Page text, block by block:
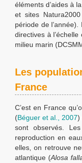
éléments d’aides à
et sites
période de
directives à
milieu marin
Les
France
C’est en France
(Béguer et al., 2007)
sont observés.
reproduction en
elles, on retrouve
atlantique (Alosa